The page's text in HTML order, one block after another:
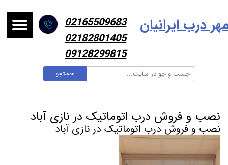
جستجو
درب ایرانیان
02165509683
02182801405
09128299815
نصب و فروش درب اتوماتیک در نازی آباد
نصب و فروش درب اتوماتیک در نازی آباد